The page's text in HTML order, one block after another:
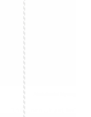
"فعلا إسم على مسمى شكرا"